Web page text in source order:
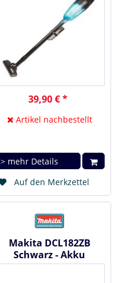
39,90 € *
Artikel nachbestellt
> mehr Details
Auf den Merkzettel
Makita DCL182ZB
Schwarz - Akku
Staubsauger 18V